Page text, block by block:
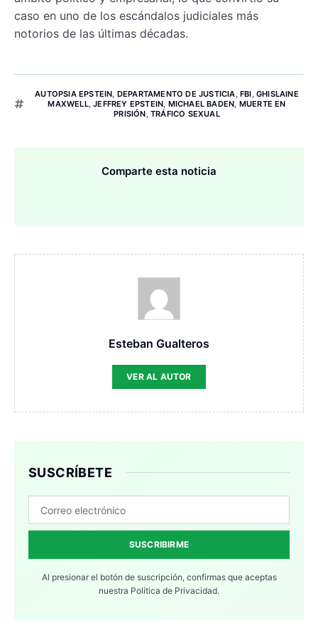
caso en uno de los escándalos judiciales más
notorios de las últimas décadas.
AUTOPSIA EPSTEIN, DEPARTAMENTO DE JUSTICIA, FBI,GHISLAINE
MAXWELL,JEFFREY EPSTEIN, MICHAEL BADEN, MUERTE EN
PRISIÓN, TRÁFICO SEXUAL
Comparte esta noticia
Esteban Gualteros
VER AL AUTOR
SUSCRÍBETE
SUSCRIBIRME
Al presionar el botón de suscripción, confirmas que aceptas
nuestra Política de Privacidad.